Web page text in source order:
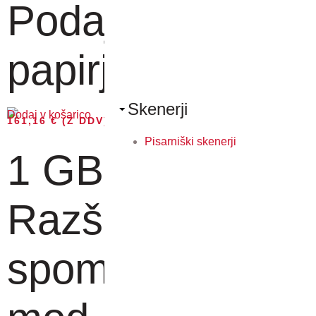
Skenerji
Pisarniški skenerji
Podajalnik
papirja 500 lis...
161,16€(Z DDV)
Dodaj v košarico
1 GB DDR3
Razširitveni
spominski